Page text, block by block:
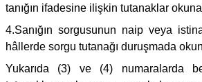
tanığın ifadesine ilişkin tutanaklar
4.Sanığın sorgusunun naip veya
hâllerde sorgu tutanağı duruşmada
Yukarıda (3) ve (4) numaralarda